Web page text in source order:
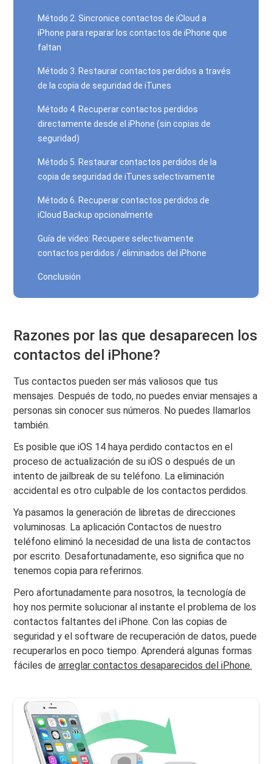
Método 2. Sincronice contactos de iCloud a
iPhone para reparar los contactos de iPhone que
faltan
Método 3. Restaurar contactos perdidos a través
de la copia de seguridad de iTunes
Método 4. Recuperar contactos perdidos
directamente desde el iPhone (sin copias de
seguridad)
Método 5. Restaurar contactos perdidos de la
copia de seguridad de iTunes selectivamente
Método 6. Recuperar contactos perdidos de
iCloud Backup opcionalmente
Guía de video: Recupere selectivamente
contactos perdidos / eliminados del iPhone
Conclusión
Razones por las que desaparecen los
contactos del iPhone?
Tus contactos pueden ser más valiosos que tus
mensajes. Después de todo, no puedes enviar mensajes a
personas sin conocer sus números. No puedes llamarlos
también.
Es posible que iOS 14 haya perdido contactos en el
proceso de actualización de su iOS o después de un
intento de jailbreak de su teléfono. La eliminación
accidental es otro culpable de los contactos perdidos.
Ya pasamos la generación de libretas de direcciones
voluminosas. La aplicación Contactos de nuestro
teléfono eliminó la necesidad de una lista de contactos
por escrito. Desafortunadamente, eso significa que no
tenemos copia para referirnos.
Pero afortunadamente para nosotros, la tecnología de
hoy nos permite solucionar al instante el problema de los
contactos faltantes del iPhone. Con las copias de
seguridad y el software de recuperación de datos, puede
recuperarlos en poco tiempo. Aprenderá algunas formas
fáciles dearreglar contactos desaparecidos del iPhone.